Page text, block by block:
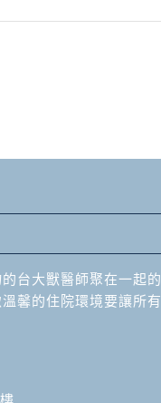
台大獸醫師聚在一起
馨的住院環境要讓所